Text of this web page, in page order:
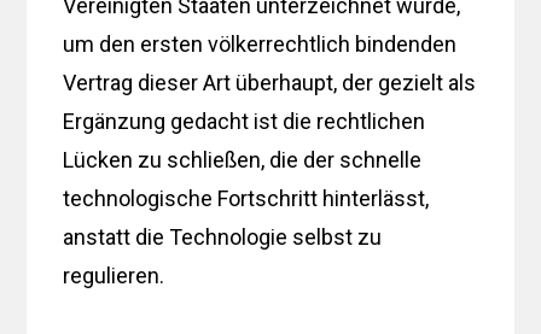
um den ersten völkerrechtlich bindenden
Vertrag dieser Art überhaupt, der gezielt als
Ergänzung gedacht ist die rechtlichen
Lücken zu schließen, die der schnelle
technologische Fortschritt hinterlässt,
anstatt die Technologie selbst zu
regulieren.